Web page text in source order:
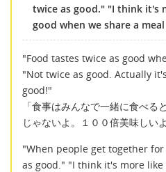
twice as good." "I think it's
good when we share a
"Food tastes twice as good
"Not twice as good. Actually
good!"
「食事はみんなで一緒に食べ
じゃないよ。１００倍美味しいよ
"When people get together
as good." "I think it's more